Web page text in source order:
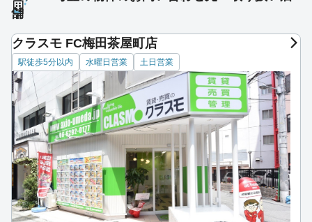
舗
クラスモ FC梅田茶屋町店
駅徒歩5分以内 水曜日営業 土日営業